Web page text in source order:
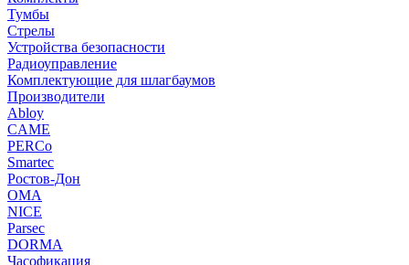
Тумбы
Стрелы
Устройства безопасности
Радиоуправление
Комплектующие для шлагбаумов
Производители
Abloy
CAME
PERCo
Smartec
Ростов-Дон
ОМА
NICE
Parsec
DORMA
Часофикация